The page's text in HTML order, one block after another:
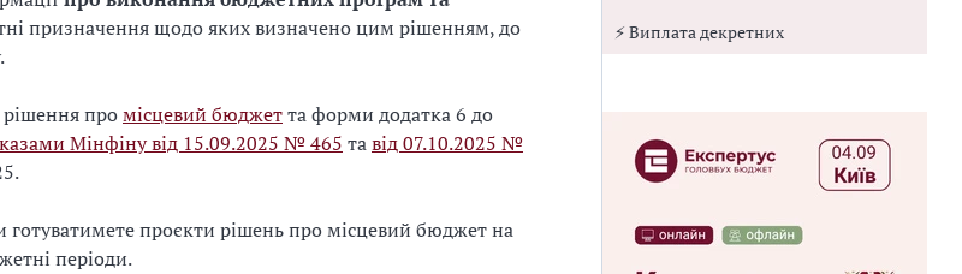
призначення щодо яких визначено цим рішенням, до
промісцевий бюджетта форми додатка 6 до
Мінфіну від 15.09.2025 № 465 тавід 07.10.2025 №
.
готуватимете проєкти рішень про місцевий бюджет на
періоди.
⚡ Виплата декретних